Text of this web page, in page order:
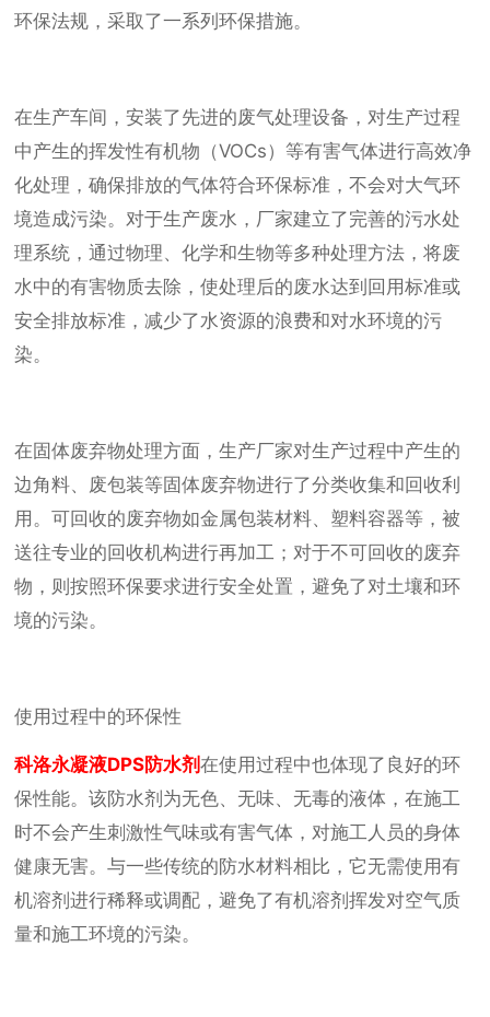
环保法规，采取了一系列环保措施。
在生产车间，安装了先进的废气处理设备，对生产过程
中产生的挥发性有机物（VOCs）等有害气体进行高效净
化处理，确保排放的气体符合环保标准，不会对大气环
境造成污染。对于生产废水，厂家建立了完善的污水处
理系统，通过物理、化学和生物等多种处理方法，将废
水中的有害物质去除，使处理后的废水达到回用标准或
安全排放标准，减少了水资源的浪费和对水环境的污
染。
在固体废弃物处理方面，生产厂家对生产过程中产生的
边角料、废包装等固体废弃物进行了分类收集和回收利
用。可回收的废弃物如金属包装材料、塑料容器等，被
送往专业的回收机构进行再加工；对于不可回收的废弃
物，则按照环保要求进行安全处置，避免了对土壤和环
境的污染。
使用过程中的环保性
科洛永凝液DPS防水剂在使用过程中也体现了良好的环
保性能。该防水剂为无色、无味、无毒的液体，在施工
时不会产生刺激性气味或有害气体，对施工人员的身体
健康无害。与一些传统的防水材料相比，它无需使用有
机溶剂进行稀释或调配，避免了有机溶剂挥发对空气质
量和施工环境的污染。